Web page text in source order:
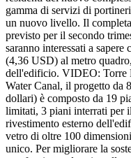
gamma di servizi di
un nuovo livello. Il
previsto per il secondo
saranno interessati a
(4,36 USD) al metro
dell'edificio. VIDEO: Torre
Water Canal, il progetto
dollari) è composto da 19
limitati, 3 piani interrati per
rivestimento esterno
vetro di oltre 100
unico. Per migliorare la